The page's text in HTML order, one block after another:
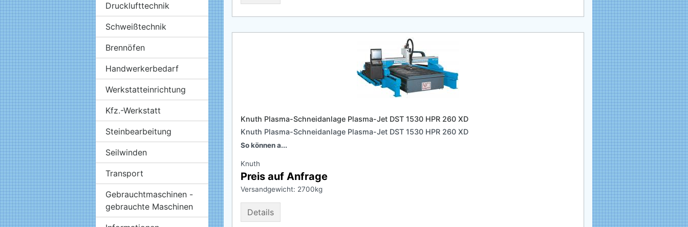
Drucklufttechnik
Schweißtechnik
Brennöfen
Handwerkerbedarf
Werkstatteinrichtung
Kfz.-Werkstatt
Steinbearbeitung
Seilwinden
Transport
Gebrauchtmaschinen -
gebrauchte Maschinen
Knuth Plasma-Schneidanlage Plasma-Jet DST 1530 HPR 260 XD
Knuth Plasma-Schneidanlage Plasma-Jet DST 1530 HPR 260 XD
So können a...
Knuth
Preis auf Anfrage
Versandgewicht: 2700kg
Details